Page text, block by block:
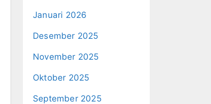
Januari 2026
Desember 2025
November 2025
Oktober 2025
September 2025